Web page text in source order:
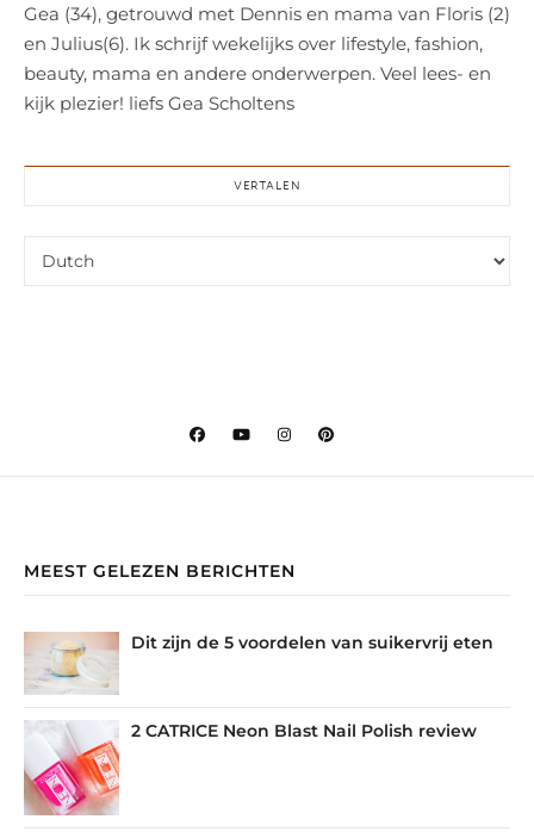
Gea (34), getrouwd met Dennis en mama van Floris (2)
en Julius(6). Ik schrijf wekelijks over lifestyle, fashion,
beauty, mama en andere onderwerpen. Veel lees- en
kijk plezier! liefs Gea Scholtens
VERTALEN
MEEST GELEZEN BERICHTEN
Dit zijn de 5 voordelen van suikervrij eten
2 CATRICE Neon Blast Nail Polish review